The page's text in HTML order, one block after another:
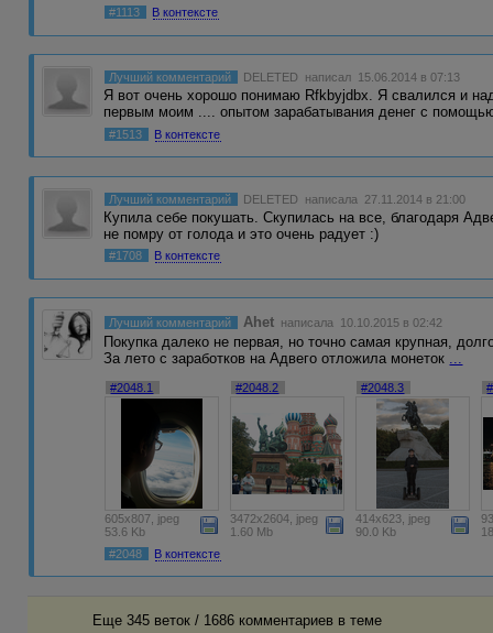
#1113 В контексте
Лучший комментарий DELETED написал 15.06.2014 в 07:13
Я вот очень хорошо понимаю Rfkbyjdbx. Я свалился и
первым моим .... опытом зарабатывания денег с
#1513 В контексте
Лучший комментарий DELETED написала 27.11.2014 в 21:00
Купила себе покушать. Скупилась на все, благодаря
не помру от голода и это очень радует :)
#1708 В контексте
Лучший комментарий Ahet написала 10.10.2015 в 02:42
Покупка далеко не первая, но точно самая крупная,
За лето с заработков на Адвего отложила монеток ...
#2048.1
605x807, jpeg
53.6 Kb
#2048.2
3472x2604, jpeg
1.60 Mb
#2048.3
414x623, jpeg
90.0 Kb
#2048
В контексте
Еще 345 веток / 1686 комментариев в темe